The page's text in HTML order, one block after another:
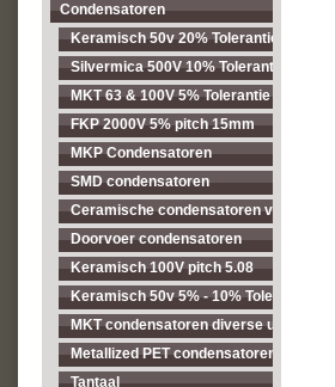
Condensatoren
Keramisch 50v 20% Tolerantie pitch
Silvermica 500V 10% Tolerantie
MKT 63 & 100V 5% Tolerantie pitch
FKP 2000V 5% pitch 15mm
MKP Condensatoren
SMD condensatoren
Ceramische condensatoren voor
Doorvoer condensatoren
Keramisch 100V pitch 5.08
Keramisch 50v 5% - 10% Tolerantie
MKT condensatoren diverse
Metallized PET condensatoren diverse
Tantaal